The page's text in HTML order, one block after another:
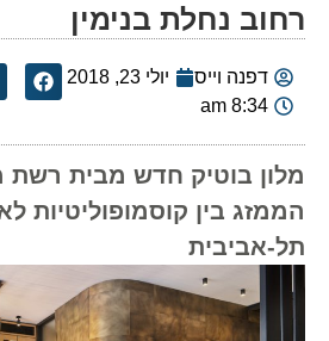
רחוב נחלת בנימין
דפנה וייס
יולי 23, 2018
8:34 am
מלון בוטיק חדש מבית רשת
הממזג בין קוסמופוליטיות
תל-אביבית